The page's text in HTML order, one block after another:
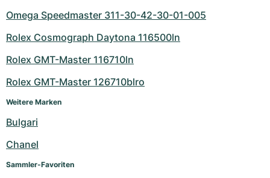
Omega Speedmaster 311-30-42-30-01-005
Rolex Cosmograph Daytona 116500ln
Rolex GMT-Master 116710ln
Rolex GMT-Master 126710blro
Weitere Marken
Bulgari
Chanel
Sammler-Favoriten